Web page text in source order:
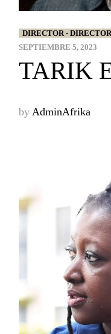
DIRECTOR -
SEPTIEMBRE 5, 2023
TARIK
by AdminAfrika